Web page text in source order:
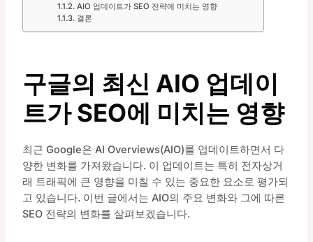
AIO 업데이트가 SEO 전략에 미치는 영향
결론
구글의 최신 AIO 업데이
트가 SEO에 미치는 영향
최근 Google은 AI Overviews(AIO)를 업데이트하면서 다
양한 변화를 가져왔습니다. 이 업데이트는 특히 전자상거
래 트래픽에 큰 영향을 미칠 수 있는 중요한 요소로 평가되
고 있습니다. 이번 글에서는 AIO의 주요 변화와 그에 따른
SEO 전략의 변화를 살펴보겠습니다.